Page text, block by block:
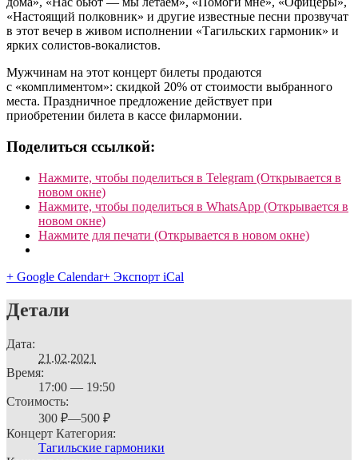
«Настоящий полковник» и другие известные песни прозвучат
в этот вечер в живом исполнении «Тагильских гармоник» и
ярких солистов-вокалистов.
Мужчинам на этот концерт билеты продаются
с «комплиментом»: скидкой 20% от стоимости выбранного
места. Праздничное предложение действует при
приобретении билета в кассе филармонии.
Поделиться ссылкой:
Нажмите, чтобы поделиться в Telegram (Открывается в
новом окне)
Нажмите, чтобы поделиться в WhatsApp (Открывается в
новом окне)
Нажмите для печати (Открывается в новом окне)
+ Google Calendar+ Экспорт iCal
Детали
Дата:
21.02.2021
Время:
17:00 — 19:50
Стоимость:
300 ₽—500 ₽
Концерт Категория:
Тагильские гармоники